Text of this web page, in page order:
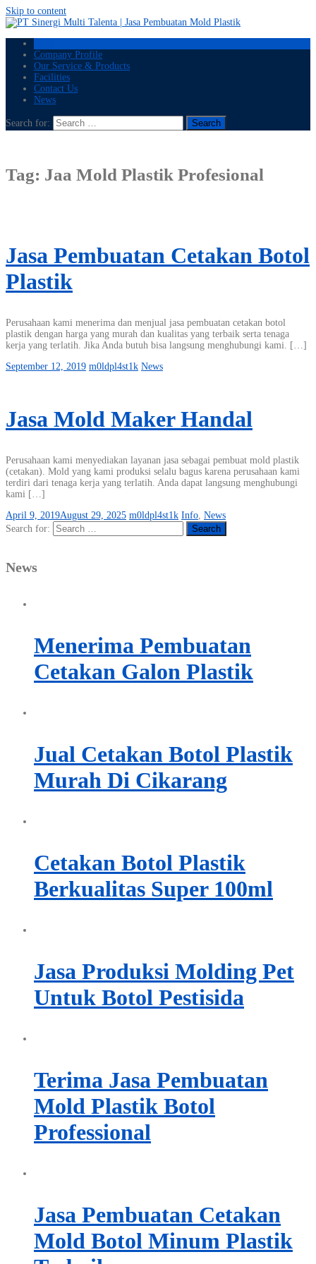
Skip to content
Company Profile
Our Service & Products
Facilities
Contact Us
News
Search for:
Tag: Jaa Mold Plastik Profesional
Jasa Pembuatan Cetakan Botol
Plastik
Perusahaan kami menerima dan menjual jasa pembuatan cetakan botol
plastik dengan harga yang murah dan kualitas yang terbaik serta tenaga
kerja yang terlatih. Jika Anda butuh bisa langsung menghubungi kami. […]
September 12, 2019 m0ldpl4st1k News
Jasa Mold Maker Handal
Perusahaan kami menyediakan layanan jasa sebagai pembuat mold plastik
(cetakan). Mold yang kami produksi selalu bagus karena perusahaan kami
terdiri dari tenaga kerja yang terlatih. Anda dapat langsung menghubungi
kami […]
April 9, 2019August 29, 2025 m0ldpl4st1k Info News
Search for:
News
Menerima Pembuatan
Cetakan Galon Plastik
Jual Cetakan Botol Plastik
Murah Di Cikarang
Cetakan Botol Plastik
Berkualitas Super 100ml
Jasa Produksi Molding Pet
Untuk Botol Pestisida
Terima Jasa Pembuatan
Mold Plastik Botol
Professional
Jasa Pembuatan Cetakan
Mold Botol Minum Plastik